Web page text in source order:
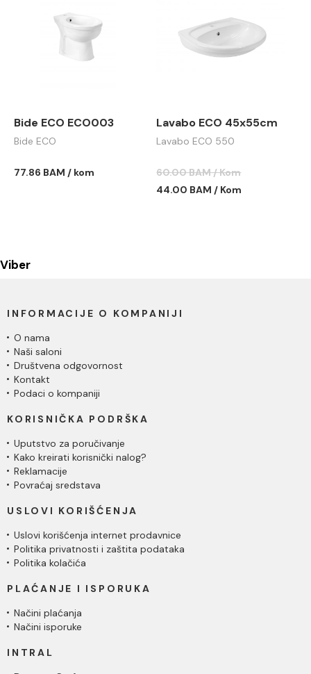
Bide ECO ECO003
Bide ECO
77.86 BAM / kom
Lavabo ECO 45x55cm
Lavabo ECO 550
60.00 BAM / Kom
44.00 BAM / Kom
Viber
INFORMACIJE O KOMPANIJI
O nama
Naši saloni
Društvena odgovornost
Kontakt
Podaci o kompaniji
KORISNIČKA PODRŠKA
Uputstvo za poručivanje
Kako kreirati korisnički nalog?
Reklamacije
Povraćaj sredstava
USLOVI KORIŠĆENJA
Uslovi korišćenja internet prodavnice
Politika privatnosti i zaštita podataka
Politika kolačića
PLAĆANJE I ISPORUKA
Načini plaćanja
Načini isporuke
INTRAL